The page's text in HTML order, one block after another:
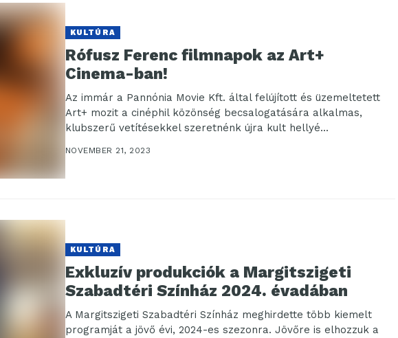
KULTÚRA
Rófusz Ferenc filmnapok az Art+
Cinema-ban!
Az immár a Pannónia Movie Kft. által felújított és üzemeltetett
Art+ mozit a cinéphil közönség becsalogatására alkalmas,
klubszerű vetítésekkel szeretnénk újra kult hellyé...
NOVEMBER 21, 2023
KULTÚRA
Exkluzív produkciók a Margitszigeti
Szabadtéri Színház 2024. évadában
A Margitszigeti Szabadtéri Színház meghirdette több kiemelt
programját a jövő évi, 2024-es szezonra. Jövőre is elhozzuk a